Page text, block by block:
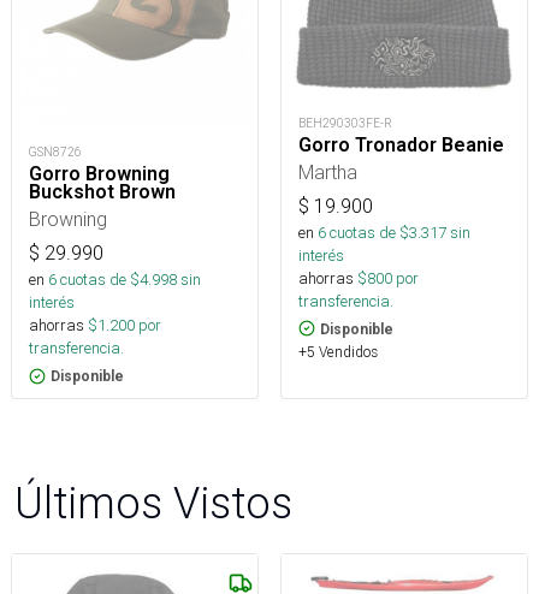
GSN8726
Gorro Browning
Buckshot Brown
Browning
$ 29.990
en 6cuotas de $4.998sin
interés
ahorras $1.200 por
transferencia.
Disponible
BEH290303FE-R
Gorro Tronador Beanie
Martha
$ 19.900
en 6cuotas de $3.317sin
interés
ahorras $800 por
transferencia.
Disponible
+5 Vendidos
Últimos Vistos